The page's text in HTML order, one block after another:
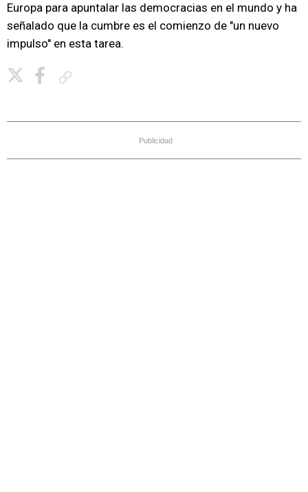
Europa para apuntalar las democracias en el mundo y ha
señalado que la cumbre es el comienzo de "un nuevo
impulso" en esta tarea.
Publicidad